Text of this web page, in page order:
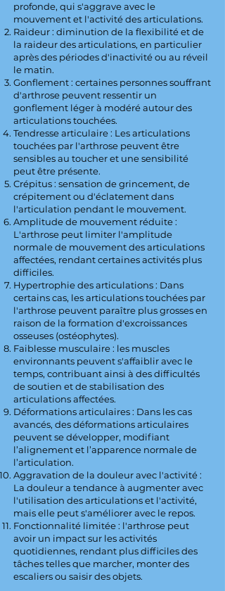
profonde, qui s'aggrave avec le
mouvement et l'activité des articulations.
Raideur : diminution de la flexibilité et de
la raideur des articulations, en particulier
après des périodes d'inactivité ou au réveil
le matin.
Gonflement : certaines personnes souffrant
d'arthrose peuvent ressentir un
gonflement léger à modéré autour des
articulations touchées.
Tendresse articulaire : Les articulations
touchées par l'arthrose peuvent être
sensibles au toucher et une sensibilité
peut être présente.
Crépitus : sensation de grincement, de
crépitement ou d'éclatement dans
l'articulation pendant le mouvement.
Amplitude de mouvement réduite :
L'arthrose peut limiter l'amplitude
normale de mouvement des articulations
affectées, rendant certaines activités plus
difficiles.
Hypertrophie des articulations : Dans
certains cas, les articulations touchées par
l'arthrose peuvent paraître plus grosses en
raison de la formation d'excroissances
osseuses (ostéophytes).
Faiblesse musculaire : les muscles
environnants peuvent s'affaiblir avec le
temps, contribuant ainsi à des difficultés
de soutien et de stabilisation des
articulations affectées.
Déformations articulaires : Dans les cas
avancés, des déformations articulaires
peuvent se développer, modifiant
l’alignement et l’apparence normale de
l’articulation.
Aggravation de la douleur avec l'activité :
La douleur a tendance à augmenter avec
l'utilisation des articulations et l'activité,
mais elle peut s'améliorer avec le repos.
Fonctionnalité limitée : l'arthrose peut
avoir un impact sur les activités
quotidiennes, rendant plus difficiles des
tâches telles que marcher, monter des
escaliers ou saisir des objets.